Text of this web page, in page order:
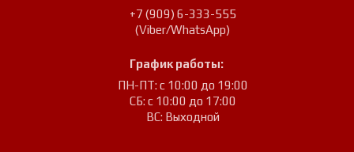
+7 (909) 6-333-555
(Viber/WhatsApp)
График работы:
ПН-ПТ: с 10:00 до 19:00
СБ: с 10:00 до 17:00
ВС: Выходной